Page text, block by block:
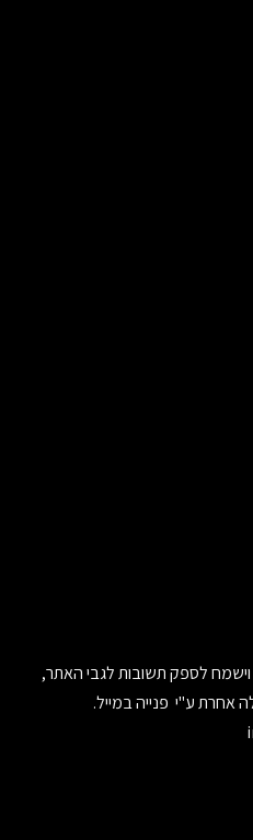
וישמח לספק תשובות לגבי האתר,
אחרת ע"י פנייה במייל.